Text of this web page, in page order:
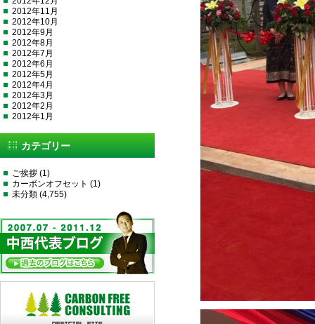
2012年11月
2012年10月
2012年9月
2012年8月
2012年7月
2012年6月
2012年5月
2012年4月
2012年3月
2012年2月
2012年1月
カテゴリー
ご挨拶 (1)
カーボンオフセット (1)
未分類 (4,755)